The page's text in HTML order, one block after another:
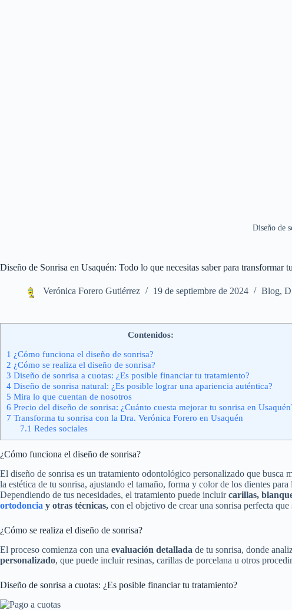
Diseño de
Diseño de Sonrisa en Usaquén: Todo lo que necesitas saber para transformar
Verónica Forero Gutiérrez 19 de septiembre de 2024 Blog,
Contenidos:
1 ¿Cómo funciona el diseño de sonrisa?
2 ¿Cómo se realiza el diseño de sonrisa?
3 Diseño de sonrisa a cuotas: ¿Es posible financiar tu tratamiento?
4 Diseño de sonrisa natural: ¿Es posible lograr una apariencia auténtica?
5 Mira lo que cuentan de nosotros
6 Precio del diseño de sonrisa: ¿Cuánto cuesta mejorar tu sonrisa en
7 Transforma tu sonrisa con la Dra. Verónica Forero en Usaquén
7.1 Redes sociales
¿Cómo funciona el diseño de sonrisa?
El diseño de sonrisa es un tratamiento odontológico personalizado que busca
la estética de tu sonrisa, ajustando el tamaño, forma y color de los dientes
Dependiendo de tus necesidades, el tratamiento puede incluircarillas,
ortodoncia y otras técnicas, con el objetivo de crear una sonrisa perfecta que
¿Cómo se realiza el diseño de sonrisa?
El proceso comienza con una evaluación detallada de tu sonrisa, donde
personalizado, que puede incluir resinas, carillas de porcelana u otros
Diseño de sonrisa a cuotas: ¿Es posible financiar tu tratamiento?